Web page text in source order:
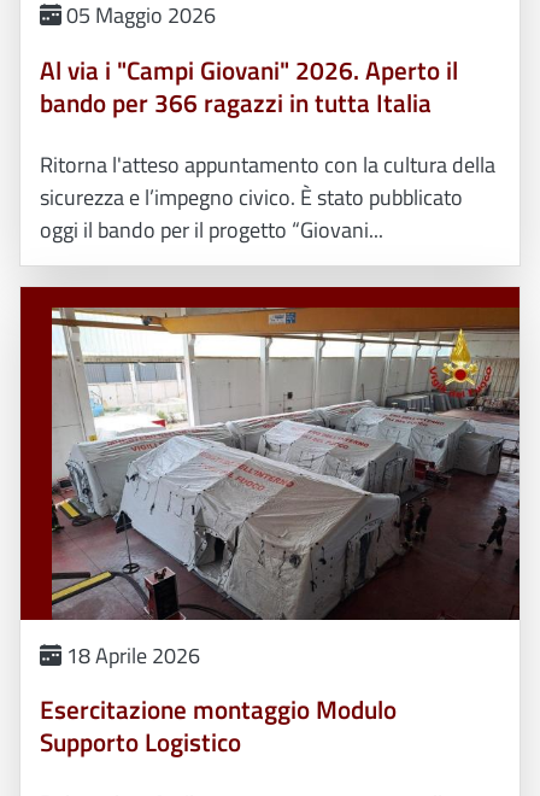
05 Maggio 2026
Al via i "Campi Giovani" 2026. Aperto il
bando per 366 ragazzi in tutta Italia
Ritorna l'atteso appuntamento con la cultura della
sicurezza e l’impegno civico. È stato pubblicato
oggi il bando per il progetto “Giovani...
18 Aprile 2026
Esercitazione montaggio Modulo
Supporto Logistico